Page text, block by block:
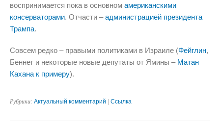
воспринимается пока в основном американскими
консерваторами. Отчасти –администрацией президента
Трампа.
Совсем редко – правыми политиками в Израиле (Фейглин,
Беннет и некоторые новые депутаты от Ямины – Матан
Кахана к примеру).
Рубрики: Актуальный комментарий | Ссылка